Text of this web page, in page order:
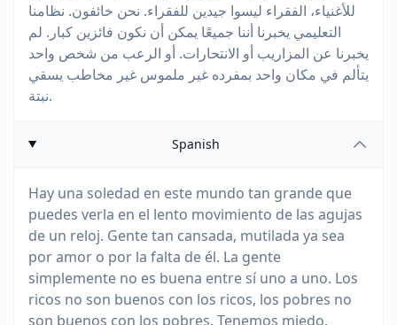
للأغنياء، الفقراء ليسوا جيدين للفقراء. نحن خائفون. نظامنا
التعليمي يخبرنا أننا جميعًا يمكن أن نكون فائزين كبار. لم
يخبرنا عن المزاريب أو الانتحارات. أو الرعب من شخص واحد
يتألم في مكان واحد بمفرده غير ملموس غير مخاطب يسقي
نبتة.
Spanish
Hay una soledad en este mundo tan grande que
puedes verla en el lento movimiento de las agujas
de un reloj. Gente tan cansada, mutilada ya sea
por amor o por la falta de él. La gente
simplemente no es buena entre sí uno a uno. Los
ricos no son buenos con los ricos, los pobres no
son buenos con los pobres. Tenemos miedo.